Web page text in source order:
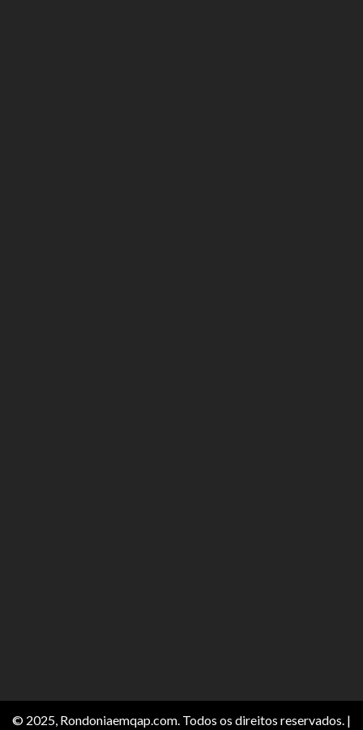
© 2025, Rondoniaemqap.com. Todos os direitos reservados. |